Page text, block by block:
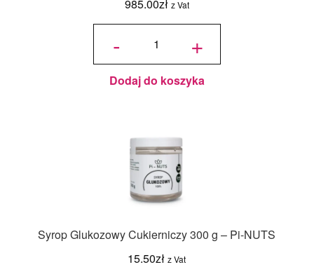
985.00zł z Vat
-
ilość Pasta
Torcik.net -
5 kg +
Dodaj do koszyka
Syrop Glukozowy Cukierniczy 300 g – Pi-NUTS
15.50zł z Vat